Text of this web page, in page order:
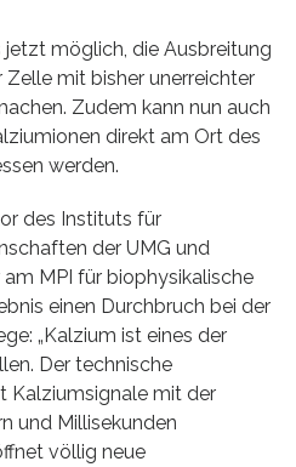
möglich, die Ausbreitung
mit bisher unerreichter
Zudem kann nun auch
direkt am Ort des
werden.
des Instituts für
der UMG und
MPI für biophysikalische
einen Durchbruch bei der
„Kalzium ist eines der
Der technische
Kalziumsignale mit der
und Millisekunden
völlig neue